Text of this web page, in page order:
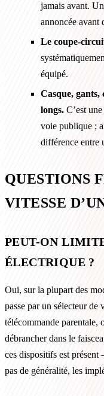
jamais avant.
annoncée avant
Le coupe-
équipé.
Casque, gants,
longs. C’est
voie publique ;
différence entre
QUESTIONS
VITESSE
PEUT-ON
ÉLECTRIQUE ?
Oui, sur la plupart des
passe par un sélecteur de
télécommande parentale,
débrancher dans le
ces dispositifs est
pas de généralité, les